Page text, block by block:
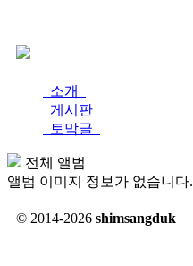
소개
게시판
토막글
전체 앨범
앨범 이미지 정보가 없습니다.
© 2014-2026 shimsangduk